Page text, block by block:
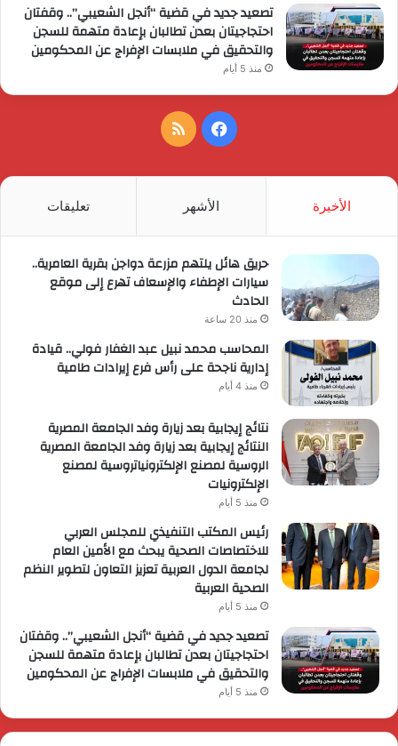
تصعيد جديد في قضية “أنجل الشعيبي”.. وقفتان
احتجاجيتان بعدن تطالبان بإعادة متهمة للسجن
والتحقيق في ملابسات الإفراج عن المحكومين
منذ 5 أيام
فيسبوكملخص
الأخيرة الأشهر تعليقات
حريق هائل يلتهم مزرعة دواجن بقرية العامرية..
سيارات الإطفاء والإسعاف تهرع إلى موقع
الحادث
منذ 20 ساعة
المحاسب محمد نبيل عبد الغفار فولي.. قيادة
إدارية ناجحة على رأس فرع إيرادات طامية
منذ 4 أيام
نتائج إيجابية بعد زيارة وفد الجامعة المصرية
النتائج إيجابية بعد زيارة وفد الجامعة المصرية
الروسية لمصنع الإلكترونياتروسية لمصنع
الإلكترونيات
منذ 5 أيام
رئيس المكتب التنفيذي للمجلس العربي
للاختصاصات الصحية يبحث مع الأمين العام
لجامعة الدول العربية تعزيز التعاون لتطوير النظم
الصحية العربية
منذ 5 أيام
تصعيد جديد في قضية “أنجل الشعيبي”.. وقفتان
احتجاجيتان بعدن تطالبان بإعادة متهمة للسجن
والتحقيق في ملابسات الإفراج عن المحكومين
منذ 5 أيام